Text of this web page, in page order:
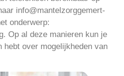
info@mantelzorggemert-
onderwerp:
Op al deze manieren kun je
over mogelijkheden van